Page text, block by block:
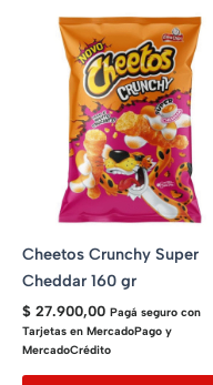
Cheetos Crunchy Super
Cheddar 160 gr
$ 27.900,00 Pagá seguro con
Tarjetas en MercadoPago y
MercadoCrédito